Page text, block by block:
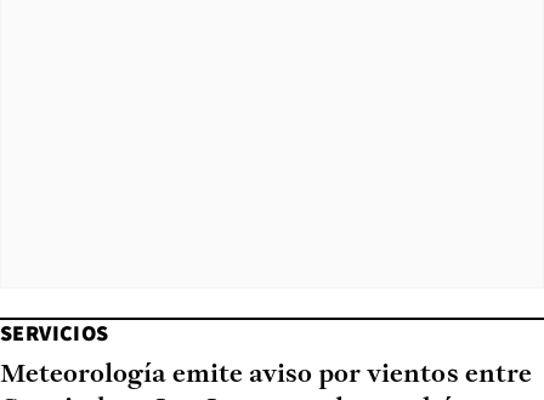
SERVICIOS
Meteorología emite aviso por vientos entre